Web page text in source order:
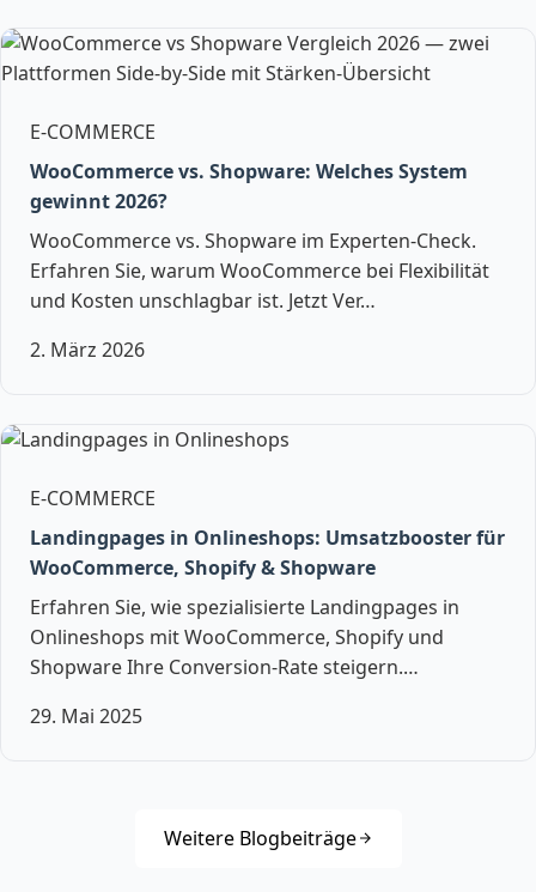
E-COMMERCE
WooCommerce vs. Shopware: Welches System
gewinnt 2026?
WooCommerce vs. Shopware im Experten-Check.
Erfahren Sie, warum WooCommerce bei Flexibilität
und Kosten unschlagbar ist. Jetzt Ver…
2. März 2026
E-COMMERCE
Landingpages in Onlineshops: Umsatzbooster für
WooCommerce, Shopify & Shopware
Erfahren Sie, wie spezialisierte Landingpages in
Onlineshops mit WooCommerce, Shopify und
Shopware Ihre Conversion-Rate steigern.…
29. Mai 2025
Weitere Blogbeiträge